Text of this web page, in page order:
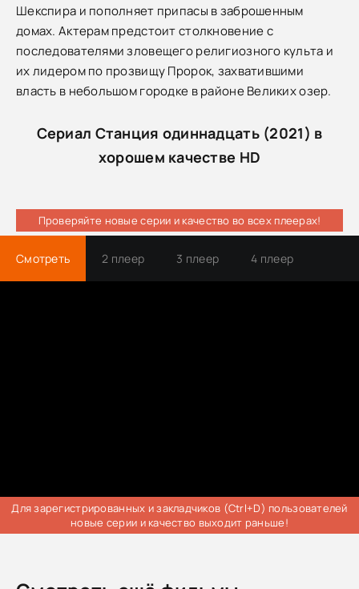
Шекспира и пополняет припасы в заброшенным
домах. Актерам предстоит столкновение с
последователями зловещего религиозного культа и
их лидером по прозвищу Пророк, захватившими
власть в небольшом городке в районе Великих озер.
Сериал Станция одиннадцать (2021) в
хорошем качестве HD
Проверяйте новые серии и качество во всех плеерах!
Смотреть 2 плеер 3 плеер 4 плеер
Для зарегистрированных и закладчиков (Ctrl+D) пользователей
новые серии и качество выходит раньше!